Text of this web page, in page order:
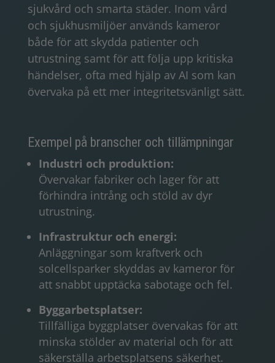
sjukvård och smarta städer. Inom vård
och sjukhusmiljöer används kameror
både för att skydda patienter och
utrustning samt för att följa upp kritiska
händelser, ofta med hjälp av AI som kan
övervaka på ett mer integritetsvänligt sätt.
Exempel på branscher och tillämpningar
Industri och produktion:
Övervakar fabriker och lager för att
förhindra intrång och stöld av dyr
utrustning.
Infrastruktur och energi:
Anläggningar som kraftverk och
solcellsparker skyddas av kameror för
att snabbt upptäcka sabotage och fel.
Byggarbetsplatser:
Tillfälliga byggplatser övervakas för att
minska stölder av material och för att
säkerställa arbetsplatsens säkerhet.